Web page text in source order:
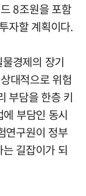
8조원을 포함
자할 계획이다.
경제의 장기
대적으로 위험
부담을 한층 키
부담인 동시
연구원이 정부
길잡이가 되